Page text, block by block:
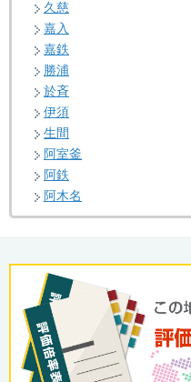
久慈
嘉入
嘉鉄
勝浦
於斉
伊須
生間
阿室釜
阿鉄
阿木名